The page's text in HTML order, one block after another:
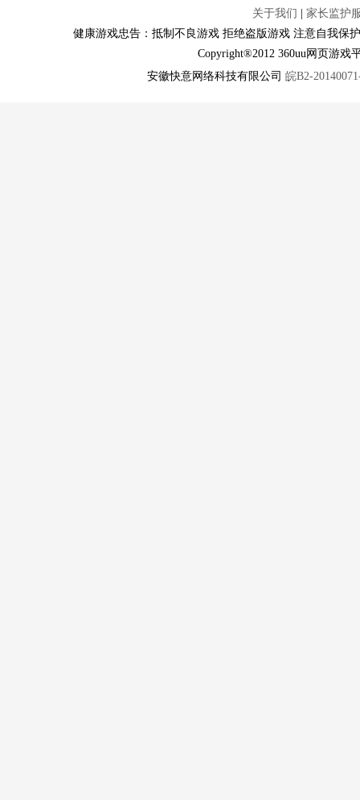
关于我们
家长监护
健康游戏忠告：抵制不良游戏 拒绝盗版游戏 注意自我保
Copyright®2012 360uu网页游
安徽快意网络科技有限公司 皖B2-